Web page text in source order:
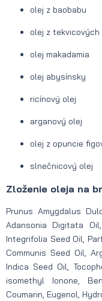
olej z baobabu
olej z tekvicových
olej makadamia
olej abysínsky
ricínový olej
arganový olej
olej z opuncie
slnečnicový olej
Zloženie oleja na
Prunus Amygdalus
Adansonia Digitata
Integrifolia Seed Oil,
Communis Seed Oil,
Indica Seed Oil,
isomethyl Ionone,
Coumarin, Eugenol,